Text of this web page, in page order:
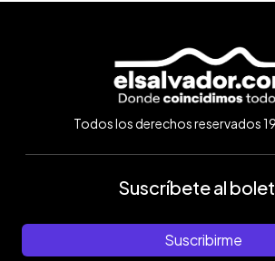
Todos los derechos reservados
Suscríbete al
Suscribirme